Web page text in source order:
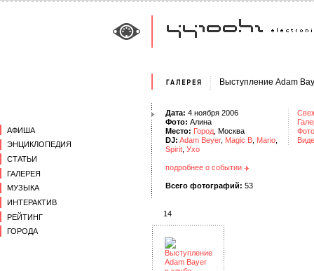
АФИША
ЭНЦИКЛОПЕДИЯ
СТАТЬИ
ГАЛЕРЕЯ
МУЗЫКА
ИНТЕРАКТИВ
РЕЙТИНГ
ГОРОДА
Выступление Adam
Дата: 4 ноября 2006
Фото: Алина
Место: Город , Москва
DJ: Adam Beyer, Magic B Mario
Spirit Ухо
подробнее о событии
Всего фотографий: 53
14